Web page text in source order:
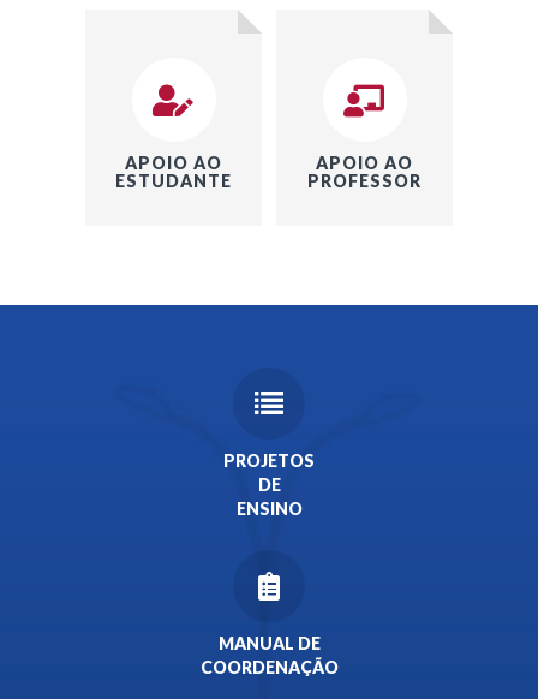
APOIO AO
ESTUDANTE
APOIO AO
PROFESSOR
PROJETOS
DE
ENSINO
MANUAL DE
COORDENAÇÃO